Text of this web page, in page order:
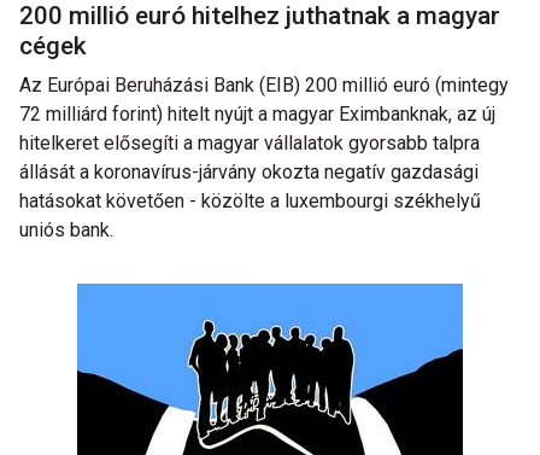
200 millió euró hitelhez juthatnak a magyar
cégek
Az Európai Beruházási Bank (EIB) 200 millió euró (mintegy
72 milliárd forint) hitelt nyújt a magyar Eximbanknak, az új
hitelkeret elősegíti a magyar vállalatok gyorsabb talpra
állását a koronavírus-járvány okozta negatív gazdasági
hatásokat követően - közölte a luxembourgi székhelyű
uniós bank.